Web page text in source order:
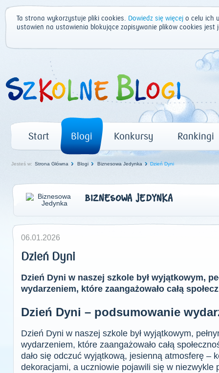
Ta strona wykorzystuje pliki cookies. Dowiedz się więcej o celu ich
ustawień na ustawienia blokujące zapisywanie plików cookies
Start Blogi Konkursy Rankingi
Jesteś w: Strona Główna Blogi Biznesowa Jedynka Dzień Dyni
BIZNESOWA JEDYNKA
06.01.2026
Dzień Dyni
Dzień Dyni w naszej szkole był wyjątkowym,
wydarzeniem, które zaangażowało całą
Dzień Dyni – podsumowanie
Dzień Dyni w naszej szkole był wyjątkowym,
wydarzeniem, które zaangażowało całą
dało się odczuć wyjątkową, jesienną atmosferę –
dekoracjami, a uczniowie pojawili się w niezwykle